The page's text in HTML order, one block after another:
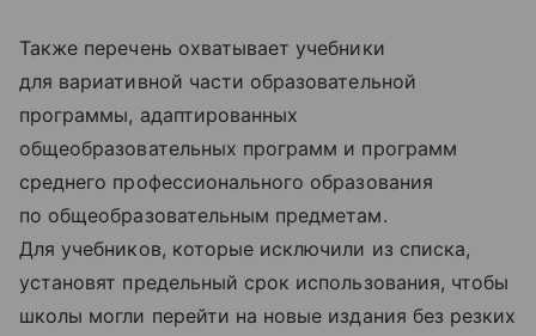
Также перечень охватывает учебники
для вариативной части образовательной
программы, адаптированных
общеобразовательных программ и программ
среднего профессионального образования
по общеобразовательным предметам.
Для учебников, которые исключили из списка,
установят предельный срок использования, чтобы
школы могли перейти на новые издания без резких